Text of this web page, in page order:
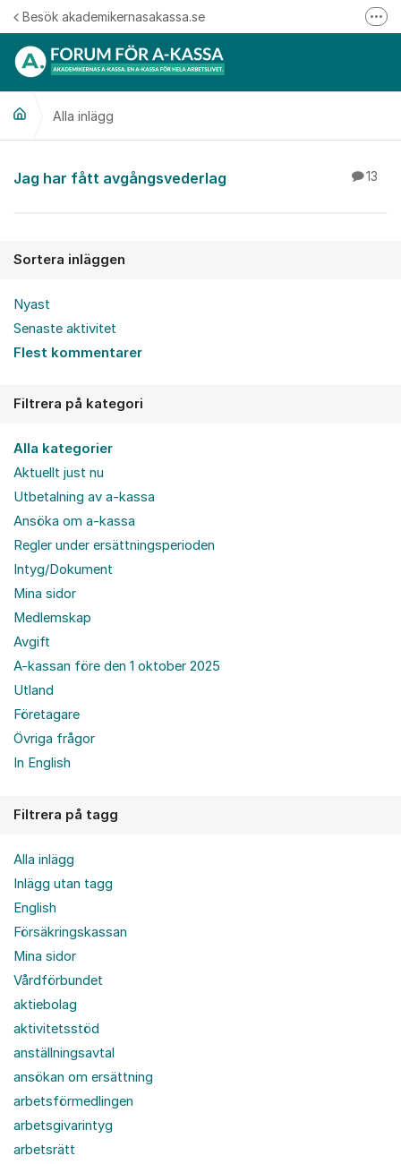
Hoppa till innehåll
Besök akademikernasakassa.se
Alla inlägg
Alla inlägg
Jag har fått avgångsvederlag 13
Sortera inläggen
Nyast
Senaste aktivitet
Flest kommentarer
Filtrera på kategori
Alla kategorier
Aktuellt just nu
Utbetalning av a-kassa
Ansöka om a-kassa
Regler under ersättningsperioden
Intyg/Dokument
Mina sidor
Medlemskap
Avgift
A-kassan före den 1 oktober 2025
Utland
Företagare
Övriga frågor
In English
Filtrera på tagg
Alla inlägg
Inlägg utan tagg
English
Försäkringskassan
Mina sidor
Vårdförbundet
aktiebolag
aktivitetsstöd
anställningsavtal
ansökan om ersättning
arbetsförmedlingen
arbetsgivarintyg
arbetsrätt